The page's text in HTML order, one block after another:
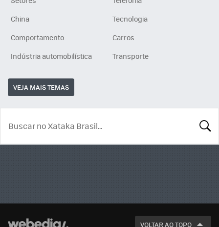
China
Tecnologia
Comportamento
Carros
Indústria automobilística
Transporte
VEJA MAIS TEMAS
VOLTAR AO TOPO